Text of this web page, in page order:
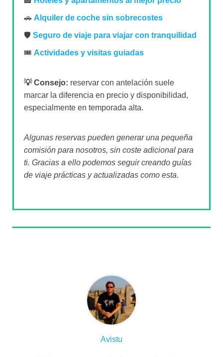
🚗 Alquiler de coche sin sobrecostes
🛡️ Seguro de viaje para viajar con tranquilidad
🎟️ Actividades y visitas guiadas
💡 Consejo: reservar con antelación suele
marcar la diferencia en precio y disponibilidad,
especialmente en temporada alta.
Algunas reservas pueden generar una pequeña
comisión para nosotros, sin coste adicional para
ti. Gracias a ello podemos seguir creando guías
de viaje prácticas y actualizadas como esta.
Avistu